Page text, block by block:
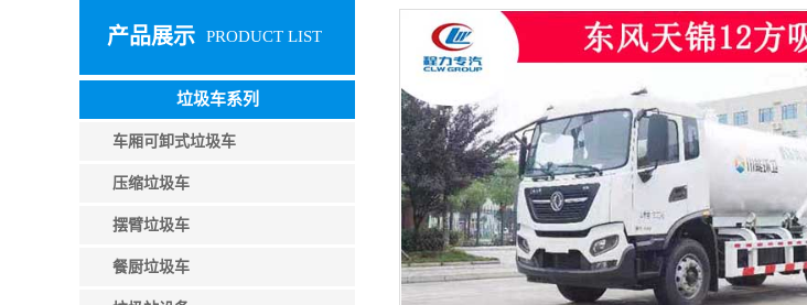
产品展示 PRODUCT LIST
垃圾车系列
车厢可卸式垃圾车
压缩垃圾车
摆臂垃圾车
餐厨垃圾车